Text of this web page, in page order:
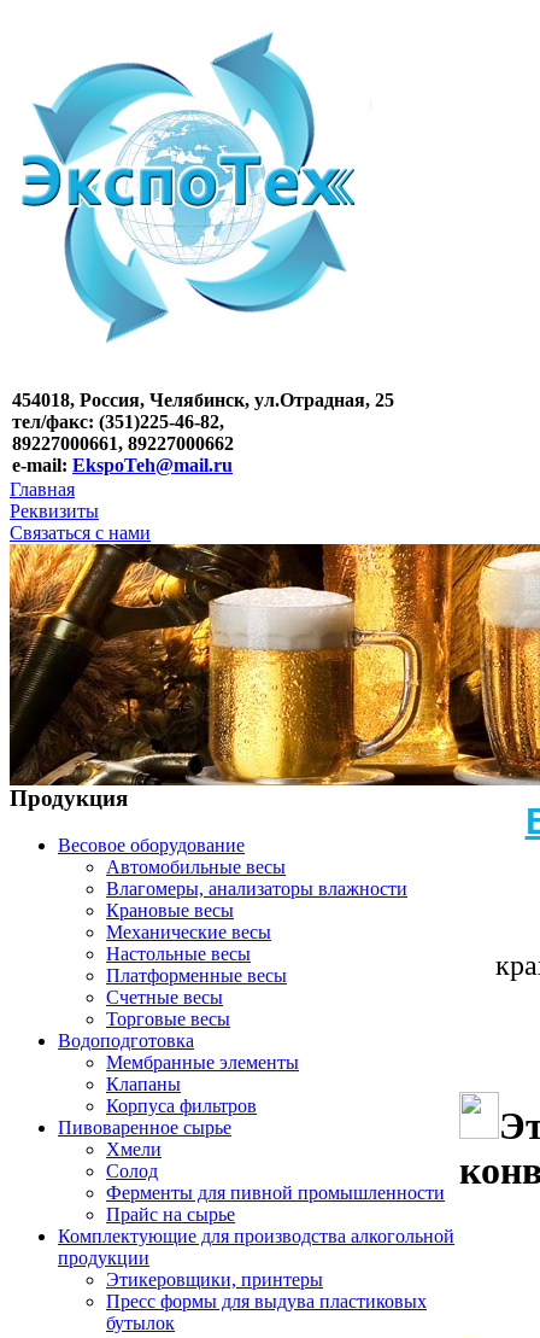
454018, Россия, Челябинск, ул.Отрадная, 25
тел/факс: (351)225-46-82,
89227000661, 89227000662
e-mail: EkspoTeh@mail.ru
Главная
Реквизиты
Связаться с нами
Продукция
Весовое оборудование
Автомобильные весы
Влагомеры, анализаторы влажности
Крановые весы
Механические весы
Настольные весы
Платформенные весы
Счетные весы
Торговые весы
Водоподготовка
Мембранные элементы
Клапаны
Корпуса фильтров
Пивоваренное сырье
Хмели
Солод
Ферменты для пивной промышленности
Прайс на сырье
Комплектующие для производства алкогольной
продукции
Этикеровщики, принтеры
Пресс формы для выдува пластиковых
бутылок